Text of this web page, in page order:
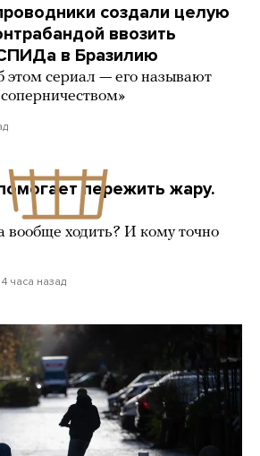
создали целую
ввозить
в Бразилию
этом сериал — его называют
пережить жару.
вообще ходить? И кому точно
4 часа назад